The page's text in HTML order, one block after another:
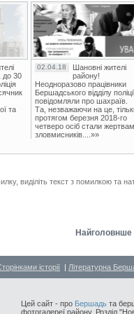
до 30
та
02.04.18
Шановні жителі
району!
Неодноразово працівники
Бершадського відділу
повідомляли про шахраїв.
Та, незважаючи на це,
протягом березня 2018-го
четверо осіб стали
зловмисників....»»
виділіть текст з помилкою та
Найголовнше
історії | Літературна
Цей сайт - про Бершадь та
фотогалереї району. Розділ